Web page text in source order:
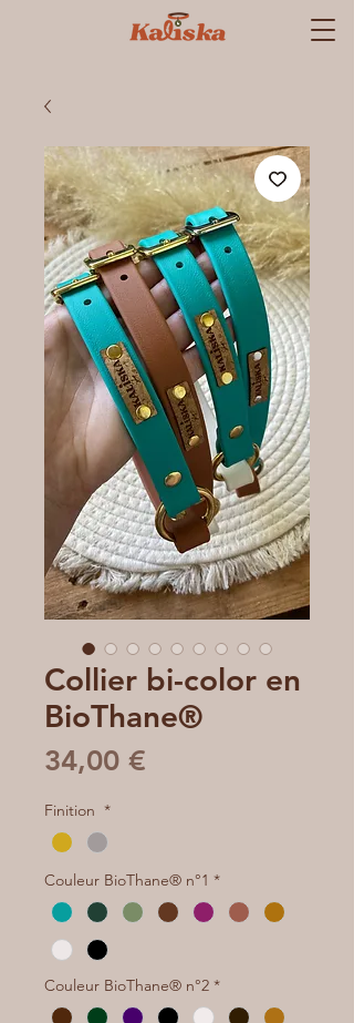
Collier bi-color en
BioThane®
34,00 €
Finition *
Couleur BioThane® n°1 *
Couleur BioThane® n°2 *